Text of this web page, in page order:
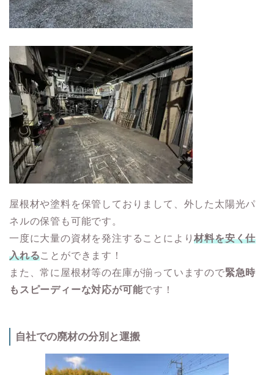
屋根材や塗料を保管しておりまして、外した太陽光パ
ネルの保管も可能です。
一度に大量の資材を発注することにより材料を安く仕
入れることができます！
また、常に屋根材等の在庫が揃っていますので緊急時
もスピーディーな対応が可能です！
自社での廃材の分別と運搬